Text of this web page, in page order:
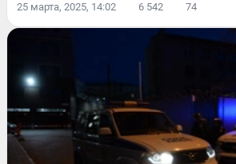
25 марта, 2025, 14:02 6 542 74